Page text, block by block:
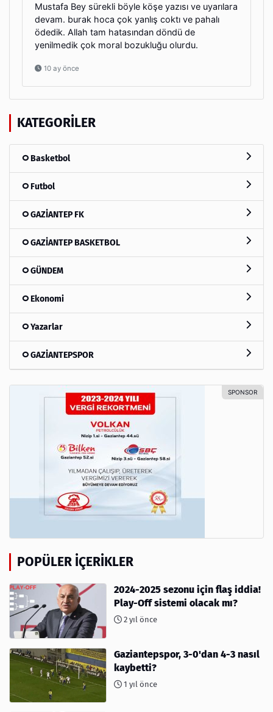
Mustafa Bey sürekli böyle köşe yazısı ve uyarılara
devam. burak hoca çok yanlış coktı ve pahalı
ödedik. Allah tam hatasından döndü de
yenilmedik çok moral bozukluğu olurdu.
10 ay önce
KATEGORILER
Basketbol
Futbol
GAZİANTEP FK
GAZİANTEP BASKETBOL
GÜNDEM
Ekonomi
Yazarlar
GAZİANTEPSPOR
POPÜLER İÇERIKLER
2024-2025 sezonu için flaş iddia!
Play-Off sistemi olacak mı?
2 yıl önce
Gaziantepspor, 3-0'dan 4-3 nasıl
kaybetti?
1 yıl önce